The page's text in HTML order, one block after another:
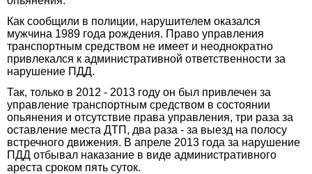
Как сообщили в полиции, нарушителем оказался
мужчина 1989 года рождения. Право управления
транспортным средством не имеет и неоднократно
привлекался к административной ответственности за
нарушение ПДД.
Так, только в 2012 - 2013 году он был привлечен за
управление транспортным средством в состоянии
опьянения и отсутствие права управления, три раза за
оставление места ДТП, два раза - за выезд на полосу
встречного движения. В апреле 2013 года за нарушение
ПДД отбывал наказание в виде административного
ареста сроком пять суток.